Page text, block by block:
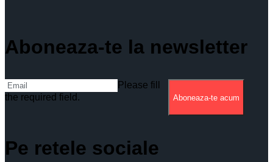
Aboneaza-te la newsletter
Please fill
the required field.
Aboneaza-te acum
Pe retele sociale